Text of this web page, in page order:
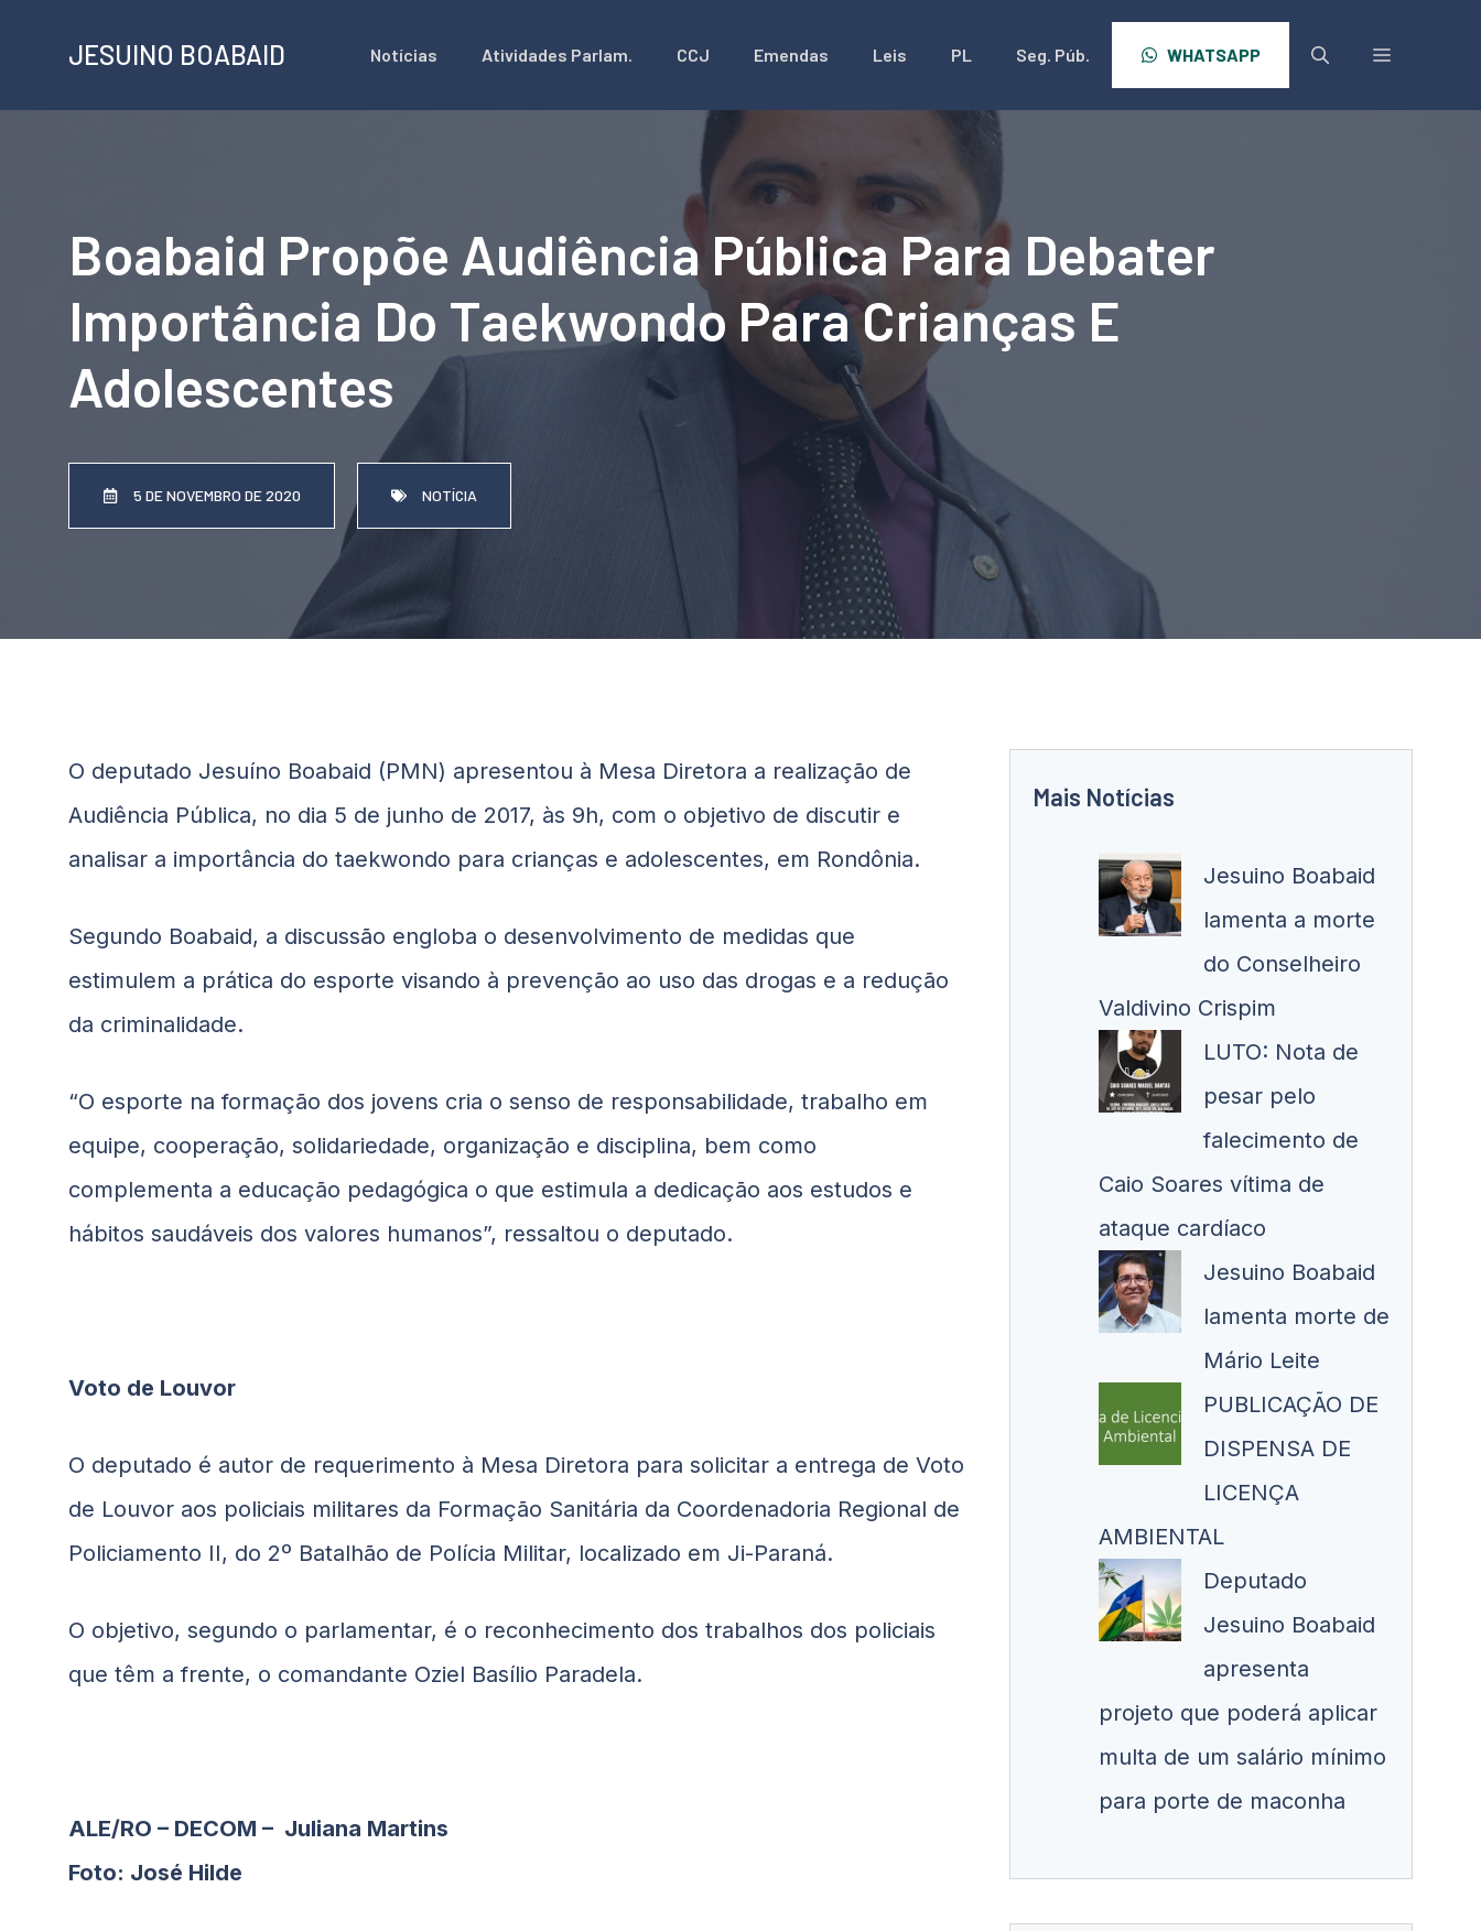
o
JESUINO BOABAID Notícias Atividades Parlam. CCJ Emendas Leis PL Seg. Púb. WHATSAPP
Boabaid Propõe Audiência Pública Para Debater
Importância Do Taekwondo Para Crianças E
Adolescentes
5 DE NOVEMBRO DE 2020 NOTÍCIA
O deputado Jesuíno Boabaid (PMN) apresentou à Mesa Diretora a realização de
Audiência Pública, no dia 5 de junho de 2017, às 9h, com o objetivo de discutir e
analisar a importância do taekwondo para crianças e adolescentes, em Rondônia.
Segundo Boabaid, a discussão engloba o desenvolvimento de medidas que
estimulem a prática do esporte visando à prevenção ao uso das drogas e a redução
da criminalidade.
“O esporte na formação dos jovens cria o senso de responsabilidade, trabalho em
equipe, cooperação, solidariedade, organização e disciplina, bem como
complementa a educação pedagógica o que estimula a dedicação aos estudos e
hábitos saudáveis dos valores humanos”, ressaltou o deputado.
Voto de Louvor
O deputado é autor de requerimento à Mesa Diretora para solicitar a entrega de Voto
de Louvor aos policiais militares da Formação Sanitária da Coordenadoria Regional de
Policiamento II, do 2º Batalhão de Polícia Militar, localizado em Ji-Paraná.
O objetivo, segundo o parlamentar, é o reconhecimento dos trabalhos dos policiais
que têm a frente, o comandante Oziel Basílio Paradela.
ALE/RO – DECOM – Juliana Martins
Foto: José Hilde
Mais Notícias
Jesuino Boabaid
lamenta a morte
do Conselheiro
Valdivino Crispim
LUTO: Nota de
pesar pelo
falecimento de
Caio Soares vítima de
ataque cardíaco
Jesuino Boabaid
lamenta morte de
Mário Leite
PUBLICAÇÃO DE
DISPENSA DE
LICENÇA
AMBIENTAL
Deputado
Jesuino Boabaid
apresenta
projeto que poderá aplicar
multa de um salário mínimo
para porte de maconha